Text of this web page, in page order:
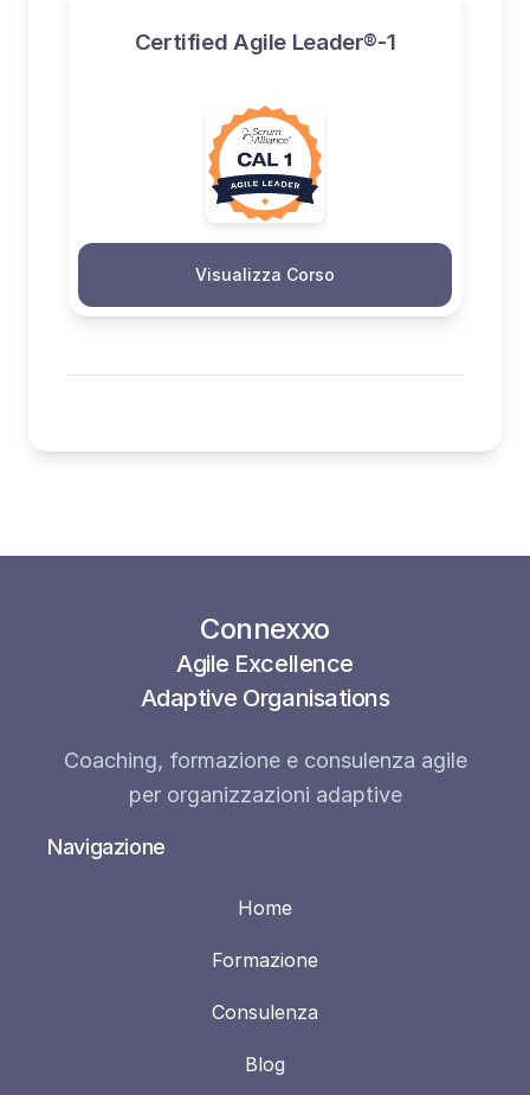
Certified Agile Leader®-1
Visualizza Corso
Connexxo
Agile Excellence
Adaptive Organisations
Coaching, formazione e consulenza agile
per organizzazioni adaptive
Navigazione
Home
Formazione
Consulenza
Blog